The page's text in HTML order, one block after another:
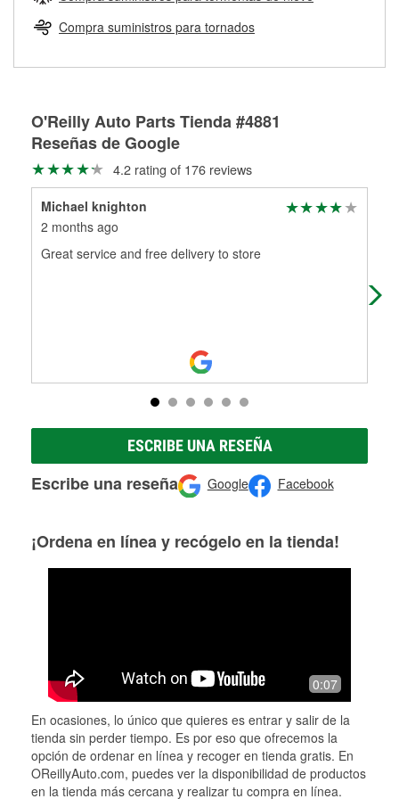
Herramientas de O'Reilly
pueden ser reutilizados, podemos ayudarte a encontrar las
partes de reemplazo correctas para tu reparación.
Rectificación de tambores y discos de freno
Compra suministros para tornados
O'Reilly Auto Parts Tienda #4881
Reseñas de Google
4.2 rating of 176 reviews
Michael knighton
2 months ago
Great service and free delivery to store
ESCRIBE UNA RESEÑA
Escribe una reseña Google Facebook
¡Ordena en línea y recógelo en la tienda!
0:07
En ocasiones, lo único que quieres es entrar y salir de la
tienda sin perder tiempo. Es por eso que ofrecemos la
opción de ordenar en línea y recoger en tienda gratis. En
OReillyAuto.com, puedes ver la disponibilidad de productos
en la tienda más cercana y realizar tu compra en línea.